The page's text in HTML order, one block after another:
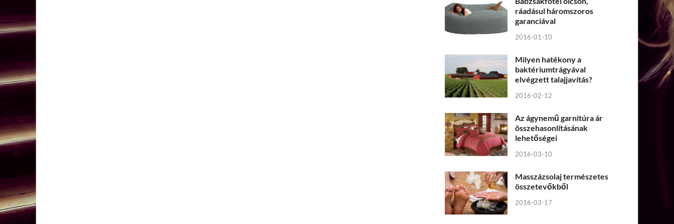
ráadásul háromszoros
garanciával
2016-01-10
Milyen hatékony a
baktériumtrágyával
elvégzett talajjavítás?
2016-02-12
Az ágynemű garnitúra ár
összehasonlításának
lehetőségei
2016-03-10
Masszázsolaj természetes
összetevőkből
2016-03-17